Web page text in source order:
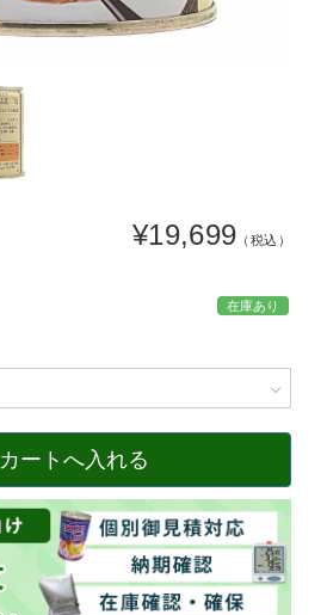
¥19,699 （税込）
在庫あり
カートへ入れる